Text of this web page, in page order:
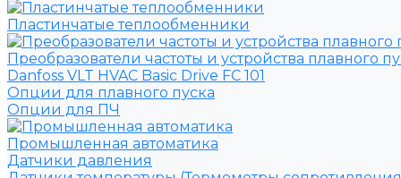
Пластинчатые теплообменники
Преобразователи частоты и устройства плавного
Danfoss VLT HVAC Basic Drive FC 101
Опции для плавного пуска
Опции для ПЧ
Промышленная автоматика
Датчики давления